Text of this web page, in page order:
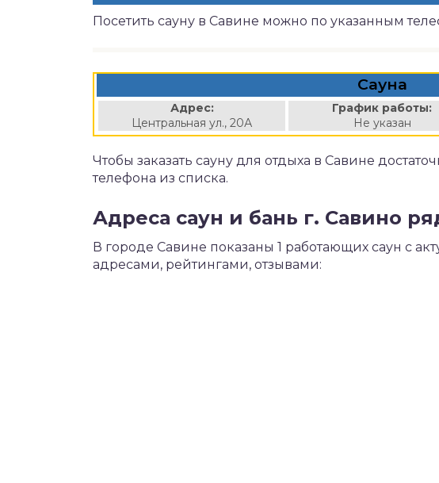
Посетить сауну в Савине можно по указанным
Сауна
Адрес:
Центральная ул., 20А
График работы:
Не указан
Чтобы заказать сауну для отдыха в Савине
телефона из списка.
Адреса саун и бань г. Савино
В городе Савине показаны 1 работающих саун с
адресами, рейтингами, отзывами: